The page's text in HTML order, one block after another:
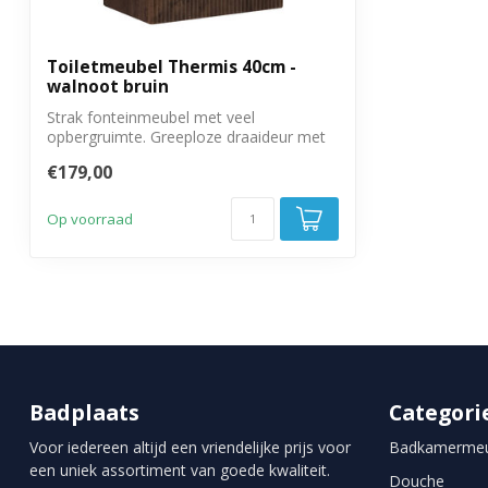
Garantie
Toiletmeubel Thermis 40cm -
walnoot bruin
Strak fonteinmeubel met veel
opbergruimte. Greeploze draaideur met
€179,00
Op voorraad
Badplaats
Voor iedereen altijd een vriendelijke prijs voor
een uniek assortiment van goede kwaliteit.
Douche